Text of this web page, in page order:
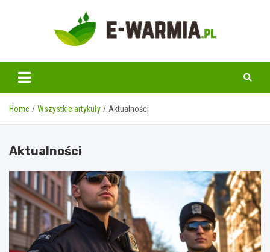
www.e-warmia.pl
Home Wszystkie artykuły Aktualności
Aktualności